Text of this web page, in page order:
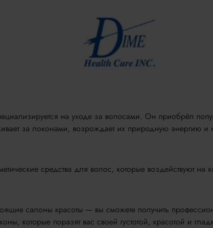
на уходе за волосами. Он приобрёл
за локонами, возрождает их природную энергию и
средства для волос, которые воздействуют
салоны красоты — вы сможете получить
которые поразят вас своей густотой, красотой и